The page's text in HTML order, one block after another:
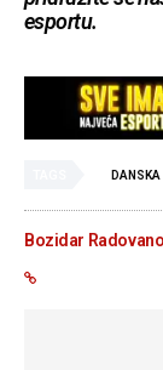
esportu.
DANSKA
Bozidar